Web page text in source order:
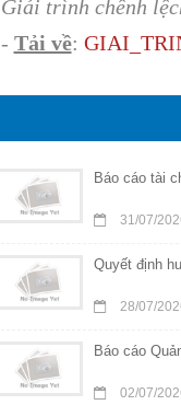
Giải trình chênh
- Tải về:
Báo cáo tài
31/07/
Quyết định
28/07/
Báo cáo
02/07/